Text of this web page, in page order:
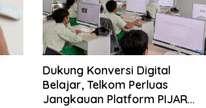
Dukung Konversi Digital
Belajar, Telkom Perluas
Jangkauan Platform PIJAR